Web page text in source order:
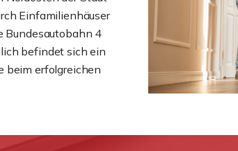
Einfamilienhäuser
Bundesautobahn 4
befindet sich ein
beim erfolgreichen